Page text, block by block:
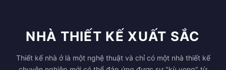
NHÀ THIẾT KẾ XUẤT SẮC
Thiết kế nhà ở là một nghệ thuật và chỉ có một nhà thiết kế